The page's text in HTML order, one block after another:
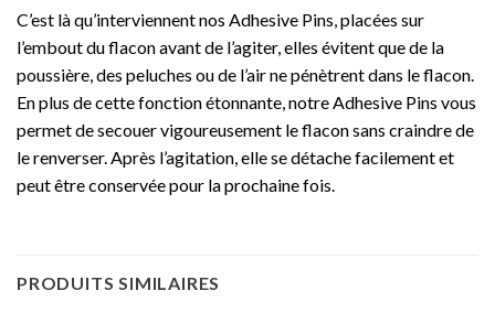
C’est là qu’interviennent nos Adhesive Pins, placées sur
l’embout du flacon avant de l’agiter, elles évitent que de la
poussière, des peluches ou de l’air ne pénètrent dans le flacon.
En plus de cette fonction étonnante, notre Adhesive Pins vous
permet de secouer vigoureusement le flacon sans craindre de
le renverser. Après l’agitation, elle se détache facilement et
peut être conservée pour la prochaine fois.
PRODUITS SIMILAIRES